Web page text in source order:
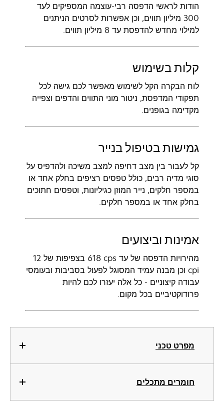
מפרט טכני
חומרים מתכלים
הודות לראשי הדפסה רבי-עוצמה המספיקים לעד
300 מיליון תווים, וכן אפשרות לסרטים הניתנים
למילוי מחדש להדפסת עד 8 מיליון תווים.
קלות בשימוש
לוח הבקרה הקל לשימוש מאפשר לכם גישה לכל
תפקודי המדפסת, ניטור מוני התווים והדפים וצפייה
מקדימה בגופנים.
גמישות בטיפול בנייר
קל לעבור בין מצב דחיפה למצב משיכה ולהדפיס על
סוגי מדיה רבים, כולל טפסים רציפים בחלק אחד או
במספר חלקים, נייר המוזן כגיליונות, וטפסים חתוכים
בחלק אחד או במספר חלקים.
אמינות וביצועים
מהירויות הדפסה של עד ‎618 cps בצפיפות של ‎12
cpi וכן מבנה עמיד המסוגל לפעול בסביבות ובעומסי
עבודה קיצוניים - כל אלה יעזרו לכם להיות
פרודוקטיביים בכל מקום.